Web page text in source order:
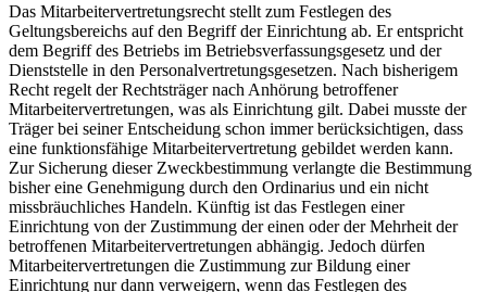
Das Mitarbeitervertretungsrecht stellt zum Festlegen des
Geltungsbereichs auf den Begriff der Einrichtung ab. Er entspricht
dem Begriff des Betriebs im Betriebsverfassungsgesetz und der
Dienststelle in den Personalvertretungsgesetzen. Nach bisherigem
Recht regelt der Rechtsträger nach Anhörung betroffener
Mitarbeitervertretungen, was als Einrichtung gilt. Dabei musste der
Träger bei seiner Entscheidung schon immer berücksichtigen, dass
eine funktionsfähige Mitarbeitervertretung gebildet werden kann.
Zur Sicherung dieser Zweckbestimmung verlangte die Bestimmung
bisher eine Genehmigung durch den Ordinarius und ein nicht
missbräuchliches Handeln. Künftig ist das Festlegen einer
Einrichtung von der Zustimmung der einen oder der Mehrheit der
betroffenen Mitarbeitervertretungen abhängig. Jedoch dürfen
Mitarbeitervertretungen die Zustimmung zur Bildung einer
Einrichtung nur dann verweigern, wenn das Festlegen des